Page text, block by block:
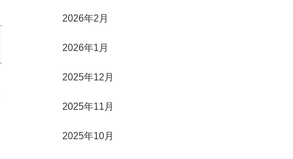
2026年2月
2026年1月
2025年12月
2025年11月
2025年10月